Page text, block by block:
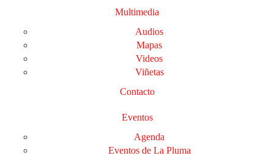
Multimedia
Audios
Mapas
Videos
Viñetas
Contacto
Eventos
Agenda
Eventos de La Pluma